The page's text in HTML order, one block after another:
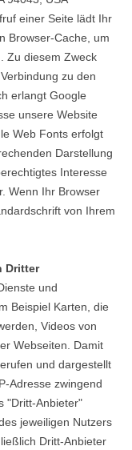
einer Seite lädt Ihr
Browser-Cache, um
Zu diesem Zweck
zu den
erlangt Google
unsere Website
Web Fonts erfolgt
Darstellung
Interesse
Wenn Ihr Browser
von Ihrem
Dritter
und
Beispiel Karten, die
Videos von
Webseiten. Damit
und dargestellt
Adresse zwingend
"Dritt-Anbieter"
jeweiligen Nutzers
Dritt-Anbieter